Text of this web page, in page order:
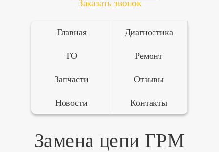
Заказать звонок
Главная
ТО
Диагностика
Ремонт
Запчасти Отзывы
Новости Контакты
Замена цепи ГРМ